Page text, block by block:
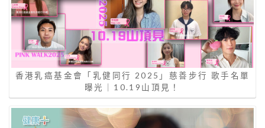
香港乳癌基金會「乳健同行 2025」慈善步行 歌手名單
曝光｜10.19山頂見！